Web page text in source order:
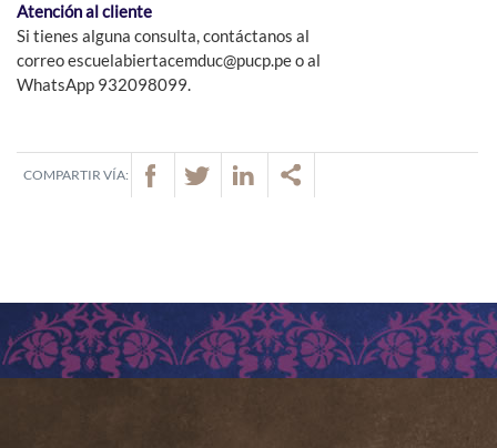
Atención al cliente
Si tienes alguna consulta, contáctanos al
correo escuelabiertacemduc@pucp.pe o al
WhatsApp 932098099.
COMPARTIR VÍA: